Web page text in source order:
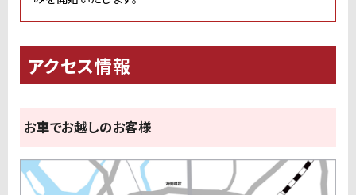
アクセス情報
お車でお越しのお客様